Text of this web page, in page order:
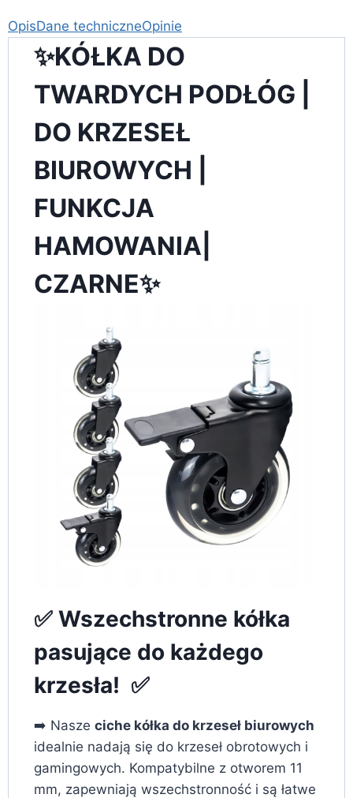
OpisDane techniczneOpinie
✨KÓŁKA DO
TWARDYCH PODŁÓG |
DO KRZESEŁ
BIUROWYCH |
FUNKCJA
HAMOWANIA|
CZARNE✨
✅ Wszechstronne kółka
pasujące do każdego
krzesła! ✅
➡️ Nasze ciche kółka do krzeseł biurowych
idealnie nadają się do krzeseł obrotowych i
gamingowych. Kompatybilne z otworem 11
mm, zapewniają wszechstronność i są łatwe